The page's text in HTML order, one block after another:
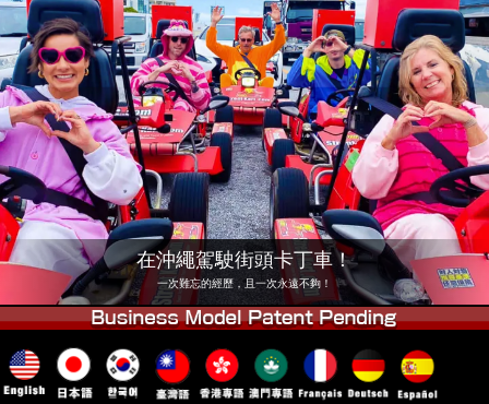
關於我們 規格 價格
交通資訊 顧客評價 常見問題
公司 預訂
更換店鋪
東京 品川 #1 東京 秋葉原 #1
東京 秋葉原 #2 東京 澀谷
東京 澀谷分店 東京灣
東京 淺草 大阪
沖繩
在沖繩駕駛街頭卡丁車！
一次難忘的經歷，且一次永遠不夠！